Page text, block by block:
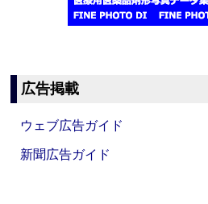
広告掲載
ウェブ広告ガイド
新聞広告ガイド